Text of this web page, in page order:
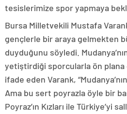
tesislerimize spor yapmaya
Bursa Milletvekili Mustafa
gençlerle bir araya gelmekten
duyduğunu söyledi.
yetiştirdiği sporcularla ön plana
ifade eden Varank,
Ama bu sert poyrazla öyle bir
Poyraz’ın Kızları ile Türkiye’yi